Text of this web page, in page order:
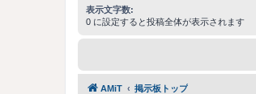
表示文字数:
0 に設定すると投稿全体が表示されます
AMiT 掲示板トップ